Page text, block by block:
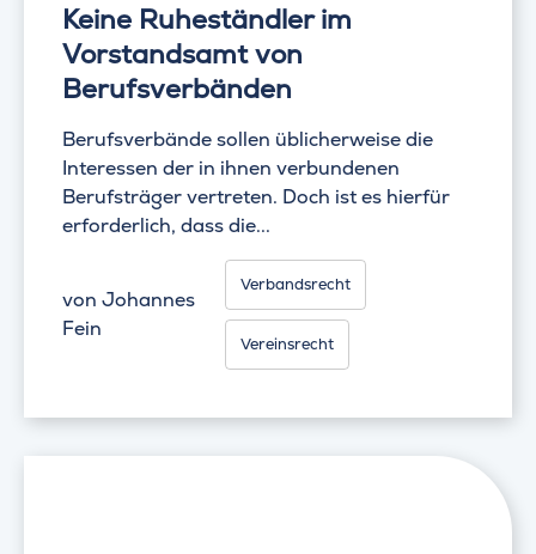
Keine Ruheständler im
Vorstandsamt von
Berufsverbänden
Berufsverbände sollen üblicherweise die
Interessen der in ihnen verbundenen
Berufsträger vertreten. Doch ist es hierfür
erforderlich, dass die...
von Johannes
Fein
Verbandsrecht
Vereinsrecht